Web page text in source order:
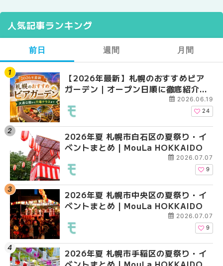
人気記事ランキング
前日
【2026年最新】札幌のおすすめビア
ガーデン｜オープン日順に徹底紹介！
大通公園から穴場テラスまで | MouLa
HOKKAIDO
2026.06.19
24
2026年夏 札幌市白石区の夏祭り・イ
ベントまとめ | MouLa HOKKAIDO
2026.07.07
9
2026年夏 札幌市中央区の夏祭り・イ
ベントまとめ | MouLa HOKKAIDO
2026.07.07
9
2026年夏 札幌市手稲区の夏祭り・イ
週間
【2026年最新】札幌
ガーデン｜オープン日
大通公園から穴場テ
2026年夏 札幌市白石
ベントまとめ |
2026年夏 札幌市豊平
ベントまとめ |
2026年夏 札幌市西区
月間
【2026年最新】札幌
ガーデン｜オープン日
大通公園から穴場テ
2026年夏 札幌市北区
ントまとめ | MouLa
2026年夏 札幌市白石
ベントまとめ |
2026年夏 札幌市西区